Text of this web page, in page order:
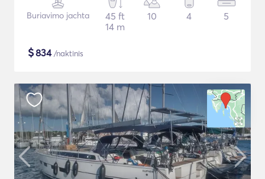
Buriavimo jachta
45 ft
14 m
10 4 5
$834/naktinis